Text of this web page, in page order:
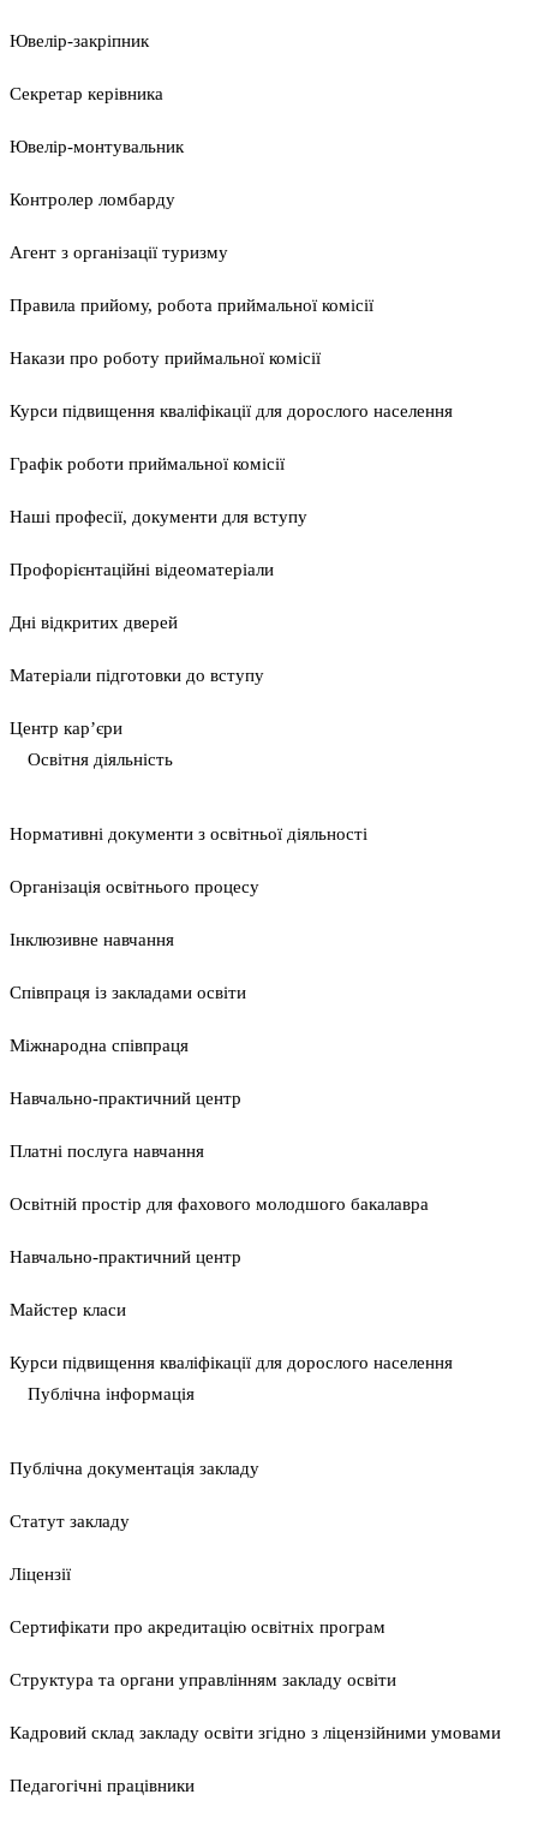
Ювелір-закріпник
Секретар керівника
Ювелір-монтувальник
Контролер ломбарду
Агент з організації туризму
Правила прийому, робота приймальної комісії
Накази про роботу приймальної комісії
Курси підвищення кваліфікації для дорослого населення
Графік роботи приймальної комісії
Наші професії, документи для вступу
Профорієнтаційні відеоматеріали
Дні відкритих дверей
Матеріали підготовки до вступу
Центр кар’єри
Освітня діяльність
Нормативні документи з освітньої діяльності
Організація освітнього процесу
Інклюзивне навчання
Співпраця із закладами освіти
Міжнародна співпраця
Навчально-практичний центр
Платні послуга навчання
Освітній простір для фахового молодшого бакалавра
Навчально-практичний центр
Майстер класи
Курси підвищення кваліфікації для дорослого населення
Публічна інформація
Публічна документація закладу
Статут закладу
Ліцензії
Сертифікати про акредитацію освітніх програм
Структура та органи управлінням закладу освіти
Кадровий склад закладу освіти згідно з ліцензійними умовами
Педагогічні працівники